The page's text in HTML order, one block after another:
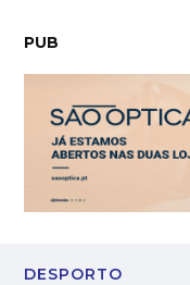
PUB
UD Serra disputa fase
andebol
DESPORTO